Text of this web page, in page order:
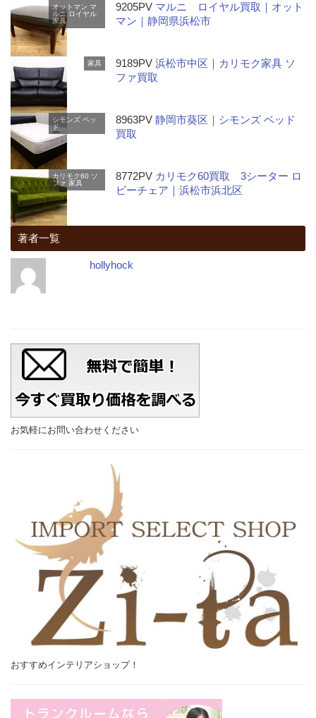
オットマン マ
ルニ ロイヤル
家具
9205PV マルニ ロイヤル買取｜オット
マン｜静岡県浜松市
家具 9189PV浜松市中区｜カリモク家具 ソ
ファ買取
シモンズ ベッ
ド
8963PV静岡市葵区｜シモンズ ベッド
買取
カリモク60 ソ
ファ 家具
8772PV カリモク60買取 3シーター ロ
ビーチェア｜浜松市浜北区
著者一覧
hollyhock
お気軽にお問い合わせください
おすすめインテリアショップ！